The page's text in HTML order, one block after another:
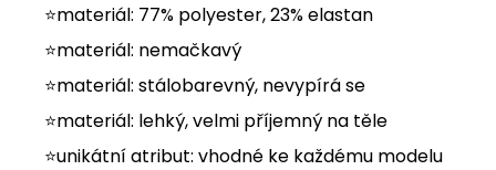
⭐materiál: 77% polyester, 23% elastan
⭐materiál: nemačkavý
⭐materiál: stálobarevný, nevypírá se
⭐materiál: lehký, velmi příjemný na těle
⭐unikátní atribut: vhodné ke každému modelu